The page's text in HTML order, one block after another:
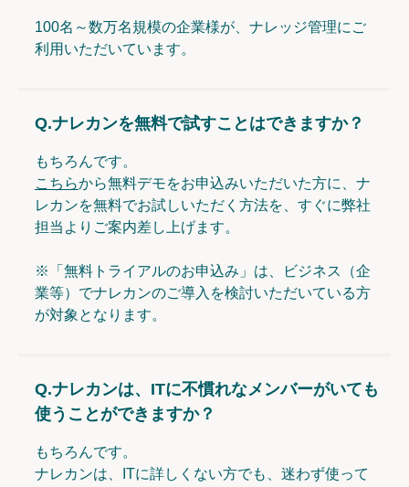
100名～数万名規模の企業様が、ナレッジ管理にご
利用いただいています。
Q.ナレカンを無料で試すことはできますか？
もちろんです。
こちらから無料デモをお申込みいただいた方に、ナ
レカンを無料でお試しいただく方法を、すぐに弊社
担当よりご案内差し上げます。
※「無料トライアルのお申込み」は、ビジネス（企
業等）でナレカンのご導入を検討いただいている方
が対象となります。
Q.ナレカンは、ITに不慣れなメンバーがいても
使うことができますか？
もちろんです。
ナレカンは、ITに詳しくない方でも、迷わず使って